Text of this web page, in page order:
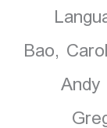
Bao,